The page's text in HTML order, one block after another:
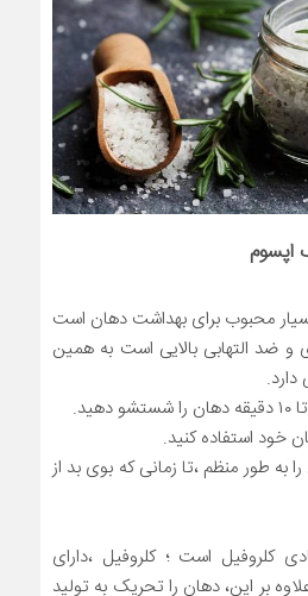
اپسوم
محبوب برای بهداشت دهان است
ضد التهابی بالایی است به همین
خود استفاده کنید.
به طور منظم ،تا زمانی که بوی بد از
کلروفیل است ؛ کلروفیل ،دارای
بر این، دهان را تحریک به تولید